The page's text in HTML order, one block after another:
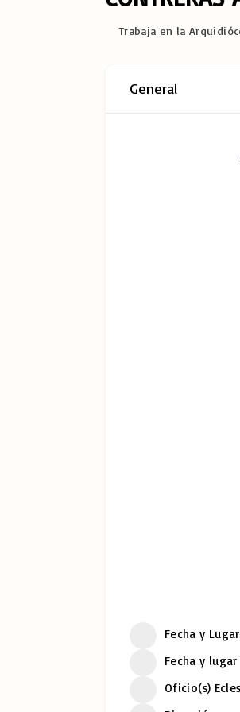
Trabaja en la
General
Fecha y
Fecha y
Oficio(s)